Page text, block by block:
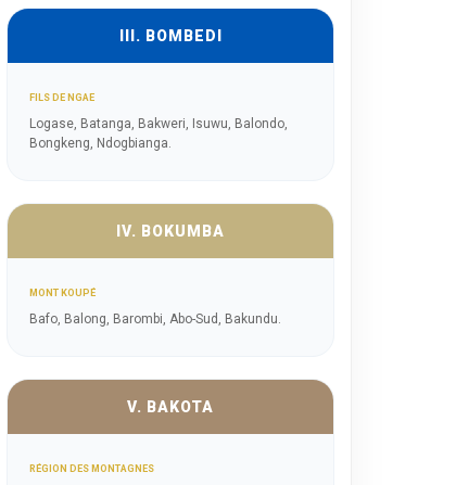
III. BOMBEDI
FILS DE NGAE
Logase, Batanga, Bakweri, Isuwu, Balondo,
Bongkeng, Ndogbianga.
IV. BOKUMBA
MONT KOUPÉ
Bafo, Balong, Barombi, Abo-Sud, Bakundu.
V. BAKOTA
RÉGION DES MONTAGNES